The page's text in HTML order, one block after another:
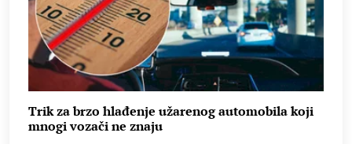
Trik za brzo hlađenje užarenog automobila koji
mnogi vozači ne znaju